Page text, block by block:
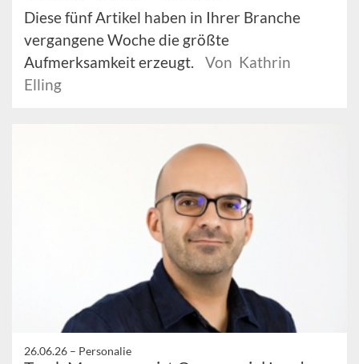
Diese fünf Artikel haben in Ihrer Branche
vergangene Woche die größte
Aufmerksamkeit erzeugt.
Von Kathrin
Elling
26.06.26 – Personalie